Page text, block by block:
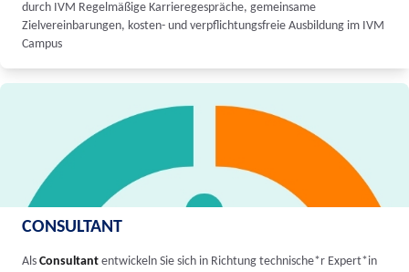
durch IVM Regelmäßige Karrieregespräche, gemeinsame
Zielvereinbarungen, kosten- und verpflichtungsfreie Ausbildung im IVM
Campus
CONSULTANT
Als Consultant entwickeln Sie sich in Richtung technische*r Expert*in